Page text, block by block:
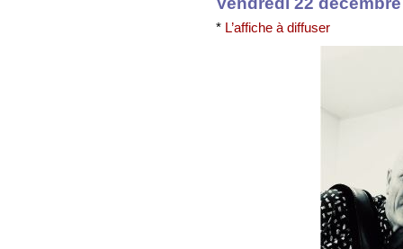
* L’affiche à diffuser